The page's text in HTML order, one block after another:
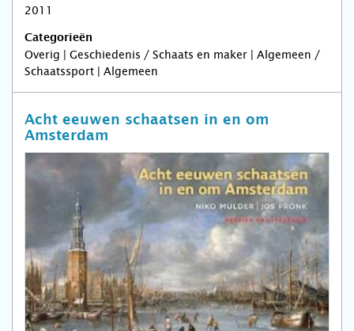
2011
Categorieën
Overig | Geschiedenis / Schaats en maker | Algemeen /
Schaatssport | Algemeen
Acht eeuwen schaatsen in en om
Amsterdam